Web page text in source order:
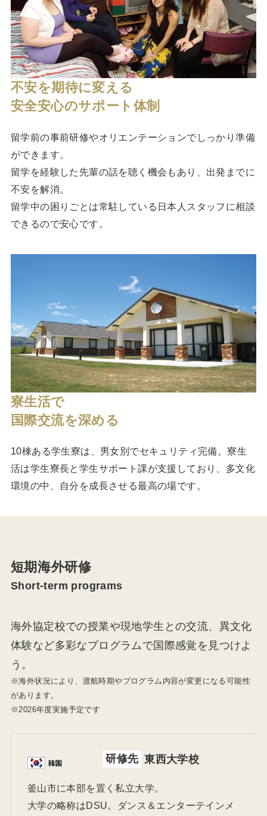
不安を期待に変える
安全安心のサポート体制
留学前の事前研修やオリエンテーションでしっかり準備
ができます。
留学を経験した先輩の話を聴く機会もあり、出発までに
不安を解消。
留学中の困りごとは常駐している日本人スタッフに相談
できるので安心です。
寮生活で
国際交流を深める
10棟ある学生寮は、男女別でセキュリティ完備。寮生
活は学生寮長と学生サポート課が支援しており、多文化
環境の中、自分を成長させる最高の場です。
短期海外研修
Short-term programs
海外協定校での授業や現地学生との交流、異文化
体験など多彩なプログラムで国際感覚を見つけよ
う。
※海外状況により、渡航時期やプログラム内容が変更になる可能性
があります。
※2026年度実施予定です
研修先 東西大学校
釜山市に本部を置く私立大学。
大学の略称はDSU。ダンス＆エンターテインメ